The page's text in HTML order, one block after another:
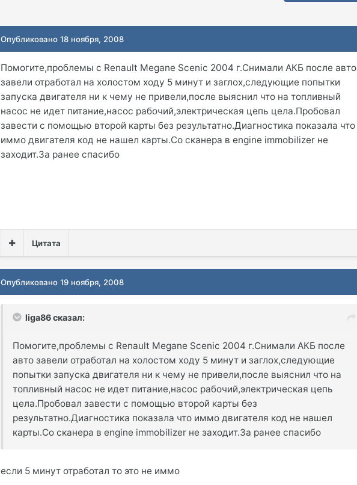
Опубликовано18 ноября, 2008
Помогите,проблемы с Renault Megane Scenic 2004 г.Снимали АКБ после авто
завели отработал на холостом ходу 5 минут и заглох,следующие попытки
запуска двигателя ни к чему не привели,после выяснил что на топливный
насос не идет питание,насос рабочий,электрическая цепь цела.Пробовал
завести с помощью второй карты без результатно.Диагностика показала что
иммо двигателя код не нашел карты.Со сканера в engine immobilizer не
заходит.За ранее спасибо
Цитата
Опубликовано19 ноября, 2008
liga86 сказал:
Помогите,проблемы с Renault Megane Scenic 2004 г.Снимали АКБ после
авто завели отработал на холостом ходу 5 минут и заглох,следующие
попытки запуска двигателя ни к чему не привели,после выяснил что на
топливный насос не идет питание,насос рабочий,электрическая цепь
цела.Пробовал завести с помощью второй карты без
результатно.Диагностика показала что иммо двигателя код не нашел
карты.Со сканера в engine immobilizer не заходит.За ранее спасибо
если 5 минут отработал то это не иммо